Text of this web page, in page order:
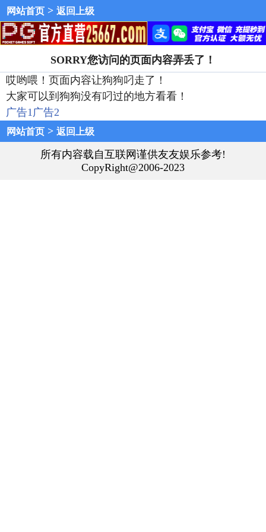
网站首页 > 返回上级
SORRY您访问的页面内容弄丢了！
哎哟喂！页面内容让狗狗叼走了！
大家可以到狗狗没有叼过的地方看看！
广告1广告2
网站首页 > 返回上级
所有内容载自互联网谨供友友娱乐参考!
CopyRight@2006-2023